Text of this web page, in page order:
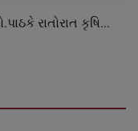
રાતોરાત કૃષિ...